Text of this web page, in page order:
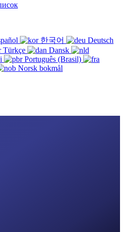
한국어
Deutsch
Türkçe
Dansk
Português (Brasil)
Norsk bokmål